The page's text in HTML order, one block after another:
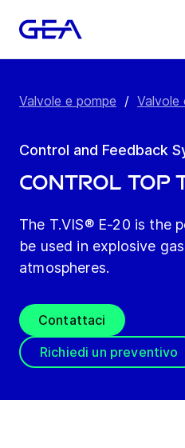
Valvole e pompe / Valvole
Control and Feedback
Control top
The T.VIS® E-20 is the
be used in explosive
atmospheres.
Contattaci
Richiedi un preventivo